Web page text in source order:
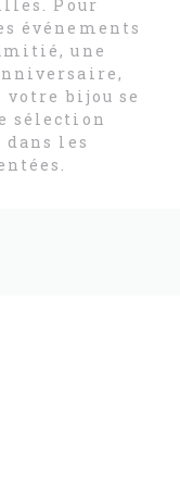
Pour
événements
une
bijou se
sélection
dans les